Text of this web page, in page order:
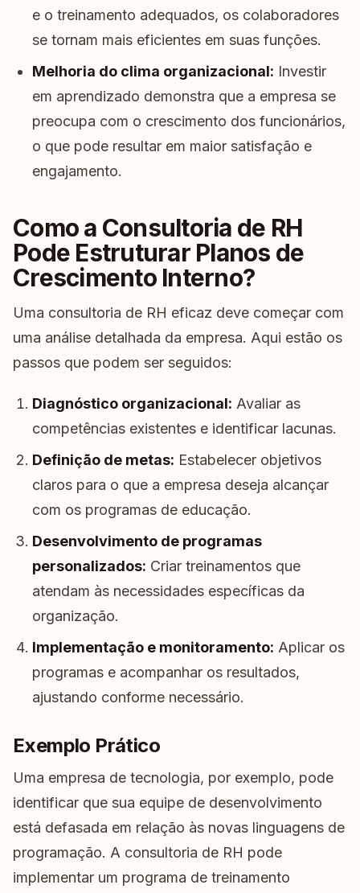
e o treinamento adequados, os colaboradores
se tornam mais eficientes em suas funções.
Melhoria do clima organizacional: Investir
em aprendizado demonstra que a empresa se
preocupa com o crescimento dos funcionários,
o que pode resultar em maior satisfação e
engajamento.
Como a Consultoria de RH
Pode Estruturar Planos de
Crescimento Interno?
Uma consultoria de RH eficaz deve começar com
uma análise detalhada da empresa. Aqui estão os
passos que podem ser seguidos:
Diagnóstico organizacional: Avaliar as
competências existentes e identificar lacunas.
Definição de metas: Estabelecer objetivos
claros para o que a empresa deseja alcançar
com os programas de educação.
Desenvolvimento de programas
personalizados: Criar treinamentos que
atendam às necessidades específicas da
organização.
Implementação e monitoramento: Aplicar os
programas e acompanhar os resultados,
ajustando conforme necessário.
Exemplo Prático
Uma empresa de tecnologia, por exemplo, pode
identificar que sua equipe de desenvolvimento
está defasada em relação às novas linguagens de
programação. A consultoria de RH pode
implementar um programa de treinamento